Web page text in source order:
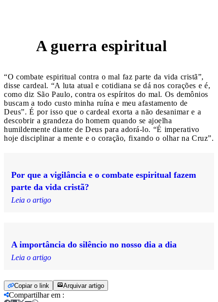
A guerra espiritual
“O combate espiritual contra o mal faz parte da vida cristã”,
disse cardeal. “A luta atual e cotidiana se dá nos corações e é,
como diz São Paulo, contra os espíritos do mal. Os demônios
buscam a todo custo minha ruína e meu afastamento de
Deus”. É por isso que o cardeal exorta a não desanimar e a
descobrir a grandeza do homem quando se ajoelha
humildemente diante de Deus para adorá-lo. “É imperativo
hoje disciplinar a mente e o coração, fixando o olhar na Cruz”.
Por que a vigilância e o combate espiritual fazem
parte da vida cristã?
Leia o artigo
A importância do silêncio no nosso dia a dia
Leia o artigo
Copiar o link Arquivar artigo
Compartilhar em :